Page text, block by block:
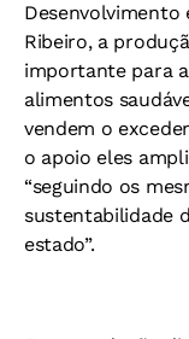
Desenvolvimento
Ribeiro, a
importante para
alimentos
vendem o
o apoio eles
“seguindo os
sustentabilidade
estado”.